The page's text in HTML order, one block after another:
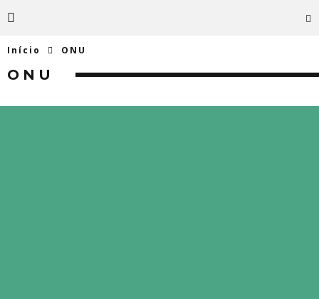
Início ONU
ONU